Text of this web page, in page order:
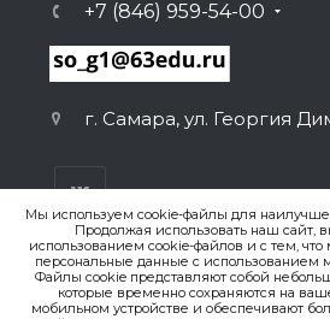
Мы используем cookie-файлы для
Продолжая использовать наш сайт,
использованием cookie-файлов и с тем,
персональные данные с использованием
Файлы cookie представляют собой
которые временно сохраняются на
мобильном устройстве и обеспечивают
+7 (846) 959-54-00
г. Самара, ул. Георгия
ВЕРСИЯ ДЛЯ ПЕЧАТИ
ПОЛИТИКА КОНФИДЕНЦИАЛЬНОСТИ